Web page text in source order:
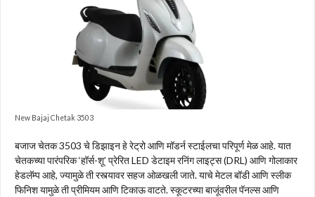
New Bajaj Chetak 3503
बजाज चेतक 3503 चे डिझाइन हे रेट्रो आणि मॉडर्न स्टाईलचा परिपूर्ण मेळ आहे. यात
चेतकच्या पारंपरिक ‘हॉर्स-शू’ प्रेरित LED डेटाइम रनिंग लाइट्स (DRL) आणि गोलाकार
हेडलॅम्प आहे, ज्यामुळे ती रस्त्यावर सहज ओळखली जाते. याचे मेटल बॉडी आणि स्लीक
फिनिश यामुळे ती प्रीमियम आणि टिकाऊ वाटते. स्कूटरच्या बाजूंवरील पॅनल्स आणि